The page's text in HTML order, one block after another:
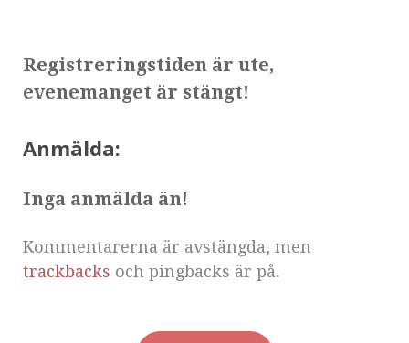
Registreringstiden är ute,
evenemanget är stängt!
Anmälda:
Inga anmälda än!
Kommentarerna är avstängda, men
trackbacks och pingbacks är på.